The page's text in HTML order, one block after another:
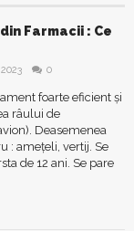
Farmacii : Ce
0
foarte eficient și
râului de
Deasemenea
: amețeli, vertij. Se
de 12 ani. Se pare